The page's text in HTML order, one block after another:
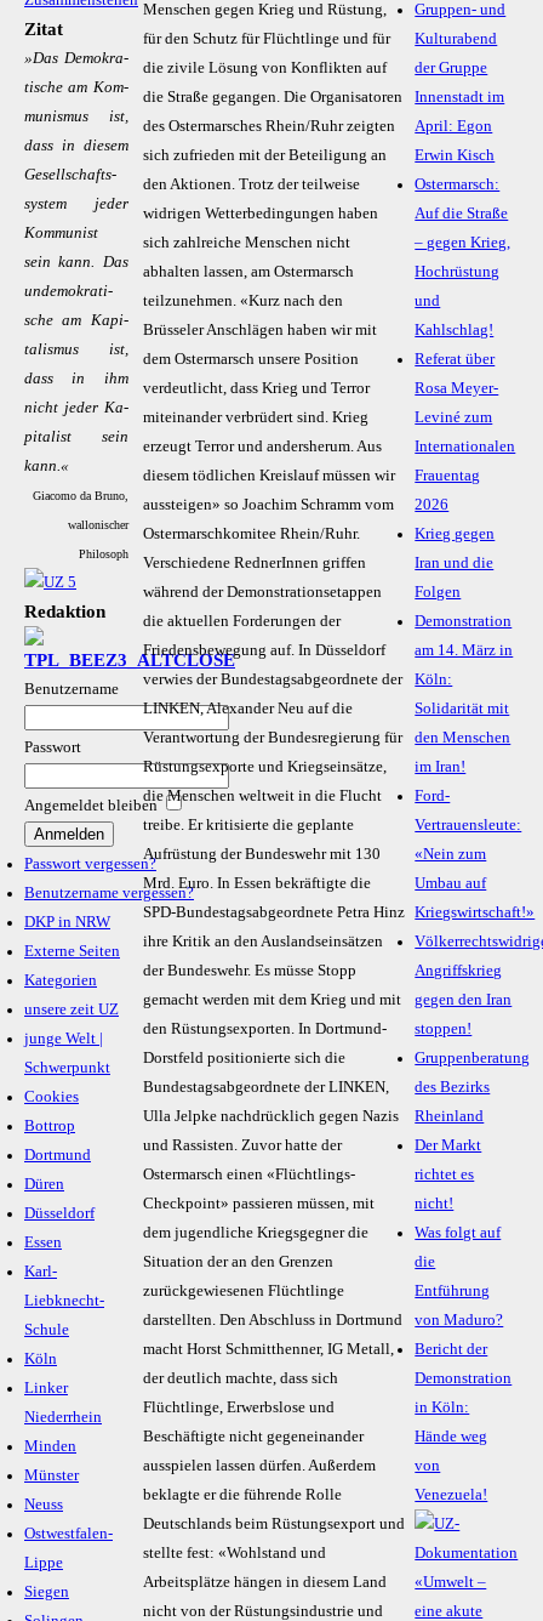
Zitat
»Das De­mo­kra­­
ti­sche am Kom­­
mu­­nis­­mus ist,
dass in die­sem
Ge­sel­l­­schafts­­­
sys­­tem je­der
Kom­­mu­­nist
sein kann. Das
un­­­de­­mo­kra­­ti­­
sche am Ka­pi­­
ta­­lis­­mus ist,
dass in ihm
nicht je­der Ka­
pi­­ta­­list sein
kann.«
Giacomo da Bruno,
wallonischer
Philosoph
Redaktion
Benutzername
Passwort
Angemeldet bleiben
Passwort vergessen?
Benutzername vergessen?
DKP in NRW
Externe Seiten
Kategorien
unsere zeit UZ
junge Welt |
Schwerpunkt
Cookies
Bottrop
Dortmund
Düren
Düsseldorf
Essen
Karl-
Liebknecht-
Schule
Köln
Linker
Niederrhein
Minden
Münster
Neuss
Ostwestfalen-
Lippe
Siegen
Menschen gegen Krieg und Rüstung,
für den Schutz für Flüchtlinge und für
die zivile Lösung von Konflikten auf
die Straße gegangen. Die Organisatoren
des Ostermarsches Rhein/Ruhr zeigten
sich zufrieden mit der Beteiligung an
den Aktionen. Trotz der teilweise
widrigen Wetterbedingungen haben
sich zahlreiche Menschen nicht
abhalten lassen, am Ostermarsch
teilzunehmen. «Kurz nach den
Brüsseler Anschlägen haben wir mit
dem Ostermarsch unsere Position
verdeutlicht, dass Krieg und Terror
miteinander verbrüdert sind. Krieg
erzeugt Terror und andersherum. Aus
diesem tödlichen Kreislauf müssen wir
aussteigen» so Joachim Schramm vom
Ostermarschkomitee Rhein/Ruhr.
Verschiedene RednerInnen griffen
während der Demonstrationsetappen
die aktuellen Forderungen der
Friedensbewegung auf. In Düsseldorf
verwies der Bundestagsabgeordnete der
LINKEN, Alexander Neu auf die
Verantwortung der Bundesregierung für
Rüstungsexporte und Kriegseinsätze,
die Menschen weltweit in die Flucht
treibe. Er kritisierte die geplante
Aufrüstung der Bundeswehr mit 130
Mrd. Euro. In Essen bekräftigte die
SPD-Bundestagsabgeordnete Petra Hinz
ihre Kritik an den Auslandseinsätzen
der Bundeswehr. Es müsse Stopp
gemacht werden mit dem Krieg und mit
den Rüstungsexporten. In Dortmund-
Dorstfeld positionierte sich die
Bundestagsabgeordnete der LINKEN,
Ulla Jelpke nachdrücklich gegen Nazis
und Rassisten. Zuvor hatte der
Ostermarsch einen «Flüchtlings-
Checkpoint» passieren müssen, mit
dem jugendliche Kriegsgegner die
Situation der an den Grenzen
zurückgewiesenen Flüchtlinge
darstellten. Den Abschluss in Dortmund
macht Horst Schmitthenner, IG Metall,
der deutlich machte, dass sich
Flüchtlinge, Erwerbslose und
Beschäftigte nicht gegeneinander
ausspielen lassen dürfen. Außerdem
beklagte er die führende Rolle
Deutschlands beim Rüstungsexport und
stellte fest: «Wohlstand und
Arbeitsplätze hängen in diesem Land
nicht von der Rüstungsindustrie und
Gruppen- und
Kulturabend
der Gruppe
Innenstadt im
April: Egon
Erwin Kisch
Ostermarsch:
Auf die Straße
– gegen Krieg,
Hochrüstung
und
Kahlschlag!
Referat über
Rosa Meyer-
Leviné zum
Internationalen
Frauentag
2026
Krieg gegen
Iran und die
Folgen
Demonstration
am 14. März in
Köln:
Solidarität mit
den Menschen
im Iran!
Ford-
Vertrauensleute:
«Nein zum
Umbau auf
Kriegswirtschaft!»
Angriffskrieg
gegen den Iran
stoppen!
Gruppenberatung
des Bezirks
Rheinland
Der Markt
richtet es
nicht!
Was folgt auf
die
Entführung
von Maduro?
Bericht der
Demonstration
in Köln:
Hände weg
von
Venezuela!